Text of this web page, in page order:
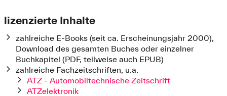
lizenzierte Inhalte
zahlreiche E-Books (seit ca. Erscheinungsjahr 2000),
Download des gesamten Buches oder einzelner
Buchkapitel (PDF, teilweise auch EPUB)
zahlreiche Fachzeitschriften, u.a.
ATZ - Automobiltechnische Zeitschrift
ATZelektronik